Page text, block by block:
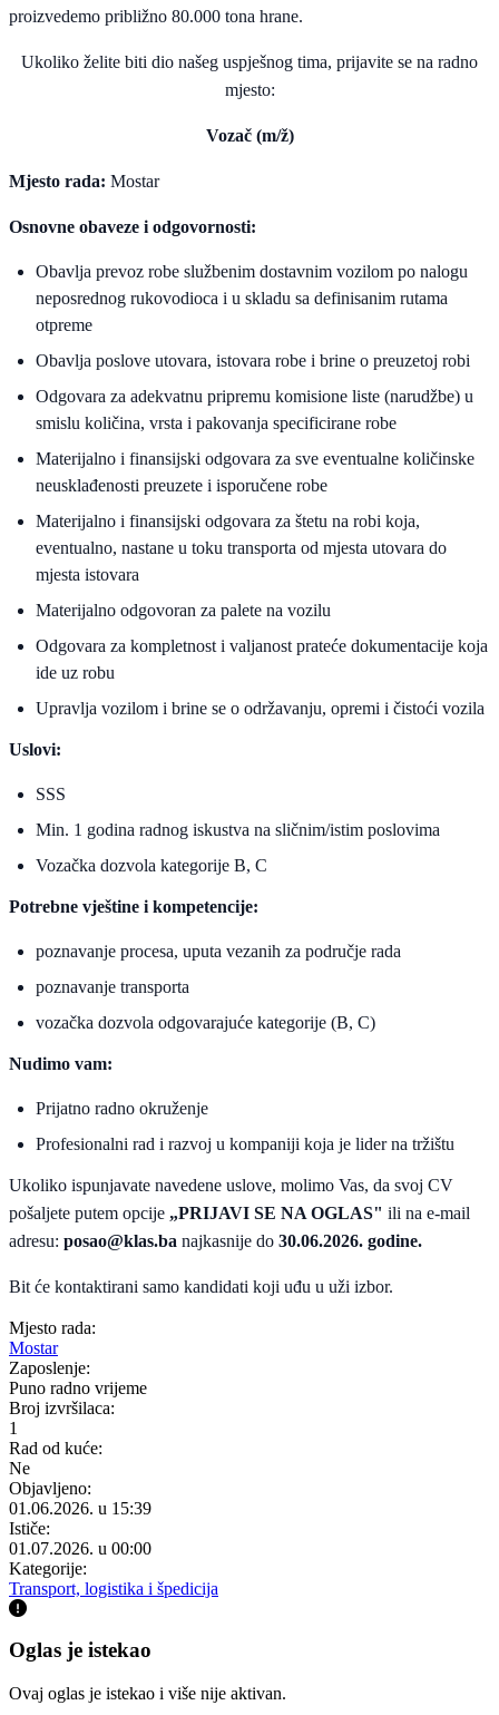
proizvedemo približno 80.000 tona hrane.
Ukoliko želite biti dio našeg uspješnog tima, prijavite se na radno
mjesto:
Vozač (m/ž)
Mjesto rada: Mostar
Osnovne obaveze i odgovornosti:
Obavlja prevoz robe službenim dostavnim vozilom po nalogu
neposrednog rukovodioca i u skladu sa definisanim rutama
otpreme
Obavlja poslove utovara, istovara robe i brine o preuzetoj robi
Odgovara za adekvatnu pripremu komisione liste (narudžbe) u
smislu količina, vrsta i pakovanja specificirane robe
Materijalno i finansijski odgovara za sve eventualne količinske
neusklađenosti preuzete i isporučene robe
Materijalno i finansijski odgovara za štetu na robi koja,
eventualno, nastane u toku transporta od mjesta utovara do
mjesta istovara
Materijalno odgovoran za palete na vozilu
Odgovara za kompletnost i valjanost prateće dokumentacije koja
ide uz robu
Upravlja vozilom i brine se o održavanju, opremi i čistoći vozila
Uslovi:
SSS
Min. 1 godina radnog iskustva na sličnim/istim poslovima
Vozačka dozvola kategorije B, C
Potrebne vještine i kompetencije:
poznavanje procesa, uputa vezanih za područje rada
poznavanje transporta
vozačka dozvola odgovarajuće kategorije (B, C)
Nudimo vam:
Prijatno radno okruženje
Profesionalni rad i razvoj u kompaniji koja je lider na tržištu
Ukoliko ispunjavate navedene uslove, molimo Vas, da svoj CV
pošaljete putem opcije „PRIJAVI SE NA OGLAS" ili na e-mail
adresu: posao@klas.ba najkasnije do 30.06.2026. godine.
Bit će kontaktirani samo kandidati koji uđu u uži izbor.
Mjesto rada:
Mostar
Zaposlenje:
Puno radno vrijeme
Broj izvršilaca:
1
Rad od kuće:
Ne
Objavljeno:
01.06.2026. u 15:39
Ističe:
01.07.2026. u 00:00
Kategorije:
Transport, logistika i špedicija
Oglas je istekao
Ovaj oglas je istekao i više nije aktivan.